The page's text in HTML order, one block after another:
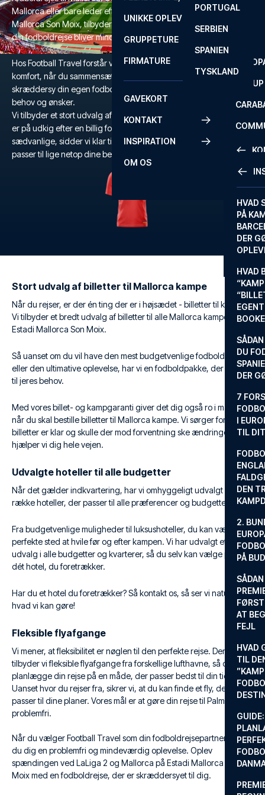
FA CUP
ROM
SEVILLA
PORTUGAL
SERBIEN
SPANIEN
TYSKLAND
UNIKKE OPLEVELSER
GRUPPETURE
FIRMATURE
GAVEKORT
KONTAKT
FAQ
INSPIRATION
HVAD
PÅ
DER
HVAD
DU
DER
7
I
TIL
DEN
2.
PÅ
AT
FEJL
HVAD
TIL
OM OS
Mallorca eller bare leder efter en unik fodboldoplevelse på Estadi
Mallorca Son Moix, tilbyder vi alt, hvad du behøver for at sikre, at
din fodboldrejse bliver mindeværdig.
Hos Football Travel forstår vi vigtigheden af fleksibilitet og
komfort, når du sammensætter din fodboldrejse, og du kan derfor
skræddersy din egen fodboldrejse, så den passer præcis til dine
behov og ønsker.
Vi tilbyder et stort udvalg af billetter til Mallorca, og hvad enten du
er på udkig efter en billig fodboldrejse eller en tur ud over det
sædvanlige, sidder vi klar til at hjælpe dig med den rejse der
passer til lige netop dine behov.
Stort udvalg af billetter til Mallorca kampe
Når du rejser, er der én ting der er i højsædet - billetter til kampe.
Vi tilbyder et bredt udvalg af billetter til alle Mallorca kampe på
Estadi Mallorca Son Moix.
Så uanset om du vil have den mest budgetvenlige fodboldrejse
eller den ultimative oplevelse, har vi en fodboldpakke, der passer
til jeres behov.
Med vores billet- og kampgaranti giver det dig også ro i maven
når du skal bestille billetter til Mallorca kampe. Vi sørger for dine
billetter er klar og skulle der mod forventning ske ændringer
hjælper vi dig hele vejen.
Udvalgte hoteller til alle budgetter
Når det gælder indkvartering, har vi omhyggeligt udvalgt en
række hoteller, der passer til alle præferencer og budgetter.
Fra budgetvenlige muligheder til luksushoteller, du kan vælge det
perfekte sted at hvile før og efter kampen. Vi har udvalgt et stort
udvalg i alle budgetter og kvarterer, så du selv kan vælge præcis
dét hotel, du foretrækker.
Har du et hotel du foretrækker? Så kontakt os, så ser vi naturligvis,
hvad vi kan gøre!
Fleksible flyafgange
Vi mener, at fleksibilitet er nøglen til den perfekte rejse. Derfor
tilbyder vi fleksible flyafgange fra forskellige lufthavne, så du kan
planlægge din rejse på en måde, der passer bedst til din tidsplan.
Uanset hvor du rejser fra, sikrer vi, at du kan finde et fly, der
passer til dine planer. Vores mål er at gøre din rejse til Palma
problemfri.
Når du vælger Football Travel som din fodboldrejsepartner, sikrer
du dig en problemfri og mindeværdig oplevelse. Oplev
spændingen ved LaLiga 2 og Mallorca på Estadi Mallorca Son
Moix med en fodboldrejse, der er skræddersyet til dig.